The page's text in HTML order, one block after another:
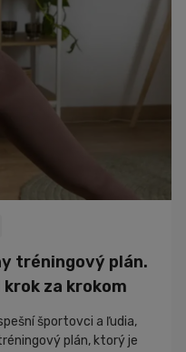
tréningový plán.
za krokom
športovci a ľudia,
plán, ktorý je